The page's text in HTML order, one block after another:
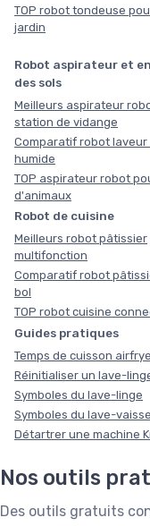
TOP robot tondeuse
jardin
Robot aspirateur et
des sols
Meilleurs aspirateur
station de vidange
Comparatif robot laveur
humide
TOP aspirateur robot
d'animaux
Robot de cuisine
Meilleurs robot pâtissier
multifonction
Comparatif robot
bol
TOP robot cuisine
Guides pratiques
Temps de cuisson
Réinitialiser un lave-
Symboles du lave-linge
Symboles du lave-
Détartrer une machine
Nos outils
Des outils gratuits